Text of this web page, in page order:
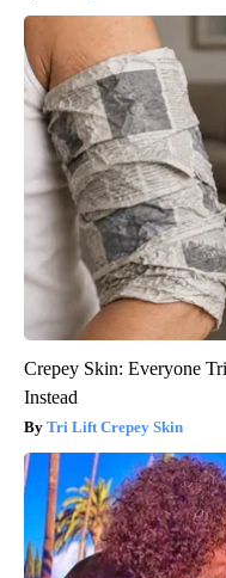
Crepey Skin: Everyone
Instead
Tri Lift Crepey Skin